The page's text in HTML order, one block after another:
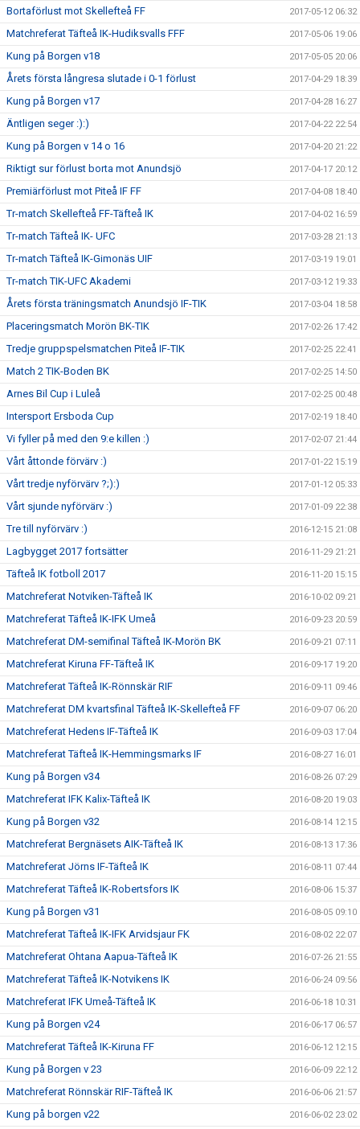
Bortaförlust mot Skellefteå FF 2017-05-12 06:32
Matchreferat Täfteå IK-Hudiksvalls FFF 2017-05-06 19:06
Kung på Borgen v18 2017-05-05 20:06
Årets första långresa slutade i 0-1 förlust 2017-04-29 18:39
Kung på Borgen v17 2017-04-28 16:27
Äntligen seger :):) 2017-04-22 22:54
Kung på Borgen v 14 o 16 2017-04-20 21:22
Riktigt sur förlust borta mot Anundsjö 2017-04-17 20:12
Premiärförlust mot Piteå IF FF 2017-04-08 18:40
Tr-match Skellefteå FF-Täfteå IK 2017-04-02 16:59
Tr-match Täfteå IK- UFC 2017-03-28 21:13
Tr-match Täfteå IK-Gimonäs UIF 2017-03-19 19:01
Tr-match TIK-UFC Akademi 2017-03-12 19:33
Årets första träningsmatch Anundsjö IF-TIK 2017-03-04 18:58
Placeringsmatch Morön BK-TIK 2017-02-26 17:42
Tredje gruppspelsmatchen Piteå IF-TIK 2017-02-25 22:41
Match 2 TIK-Boden BK 2017-02-25 14:50
Arnes Bil Cup i Luleå 2017-02-25 00:48
Intersport Ersboda Cup 2017-02-19 18:40
Vi fyller på med den 9:e killen :) 2017-02-07 21:44
Vårt åttonde förvärv :) 2017-01-22 15:19
Vårt tredje nyförvärv ?;):) 2017-01-12 05:33
Vårt sjunde nyförvärv :) 2017-01-09 22:38
Tre till nyförvärv :) 2016-12-15 21:08
Lagbygget 2017 fortsätter 2016-11-29 21:21
Täfteå IK fotboll 2017 2016-11-20 15:15
Matchreferat Notviken-Täfteå IK 2016-10-02 09:21
Matchreferat Täfteå IK-IFK Umeå 2016-09-23 20:59
Matchreferat DM-semifinal Täfteå IK-Morön BK 2016-09-21 07:11
Matchreferat Kiruna FF-Täfteå IK 2016-09-17 19:20
Matchreferat Täfteå IK-Rönnskär RIF 2016-09-11 09:46
Matchreferat DM kvartsfinal Täfteå IK-Skellefteå FF 2016-09-07 06:20
Matchreferat Hedens IF-Täfteå IK 2016-09-03 17:04
Matchreferat Täfteå IK-Hemmingsmarks IF 2016-08-27 16:01
Kung på Borgen v34 2016-08-26 07:29
Matchreferat IFK Kalix-Täfteå IK 2016-08-20 19:03
Kung på Borgen v32 2016-08-14 12:15
Matchreferat Bergnäsets AIK-Täfteå IK 2016-08-13 17:36
Matchreferat Jörns IF-Täfteå IK 2016-08-11 07:44
Matchreferat Täfteå IK-Robertsfors IK 2016-08-06 15:37
Kung på Borgen v31 2016-08-05 09:10
Matchreferat Täfteå IK-IFK Arvidsjaur FK 2016-08-02 22:07
Matchreferat Ohtana Aapua-Täfteå IK 2016-07-26 21:55
Matchreferat Täfteå IK-Notvikens IK 2016-06-24 09:56
Matchreferat IFK Umeå-Täfteå IK 2016-06-18 10:31
Kung på Borgen v24 2016-06-17 06:57
Matchreferat Täfteå IK-Kiruna FF 2016-06-12 12:15
Kung på Borgen v 23 2016-06-09 22:12
Matchreferat Rönnskär RIF-Täfteå IK 2016-06-06 21:57
Kung på borgen v22 2016-06-02 23:02